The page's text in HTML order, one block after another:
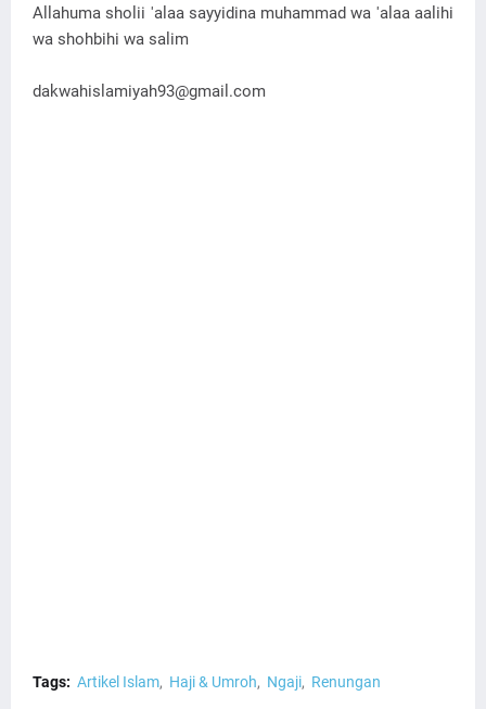
Allahuma sholii 'alaa sayyidina muhammad wa 'alaa aalihi
wa shohbihi wa salim
dakwahislamiyah93@gmail.com
Tags: Artikel Islam Haji & Umroh Ngaji Renungan